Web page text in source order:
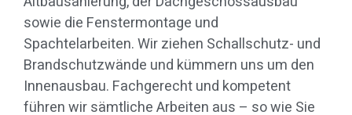
sowie die Fenstermontage und
Spachtelarbeiten. Wir ziehen Schallschutz- und
Brandschutzwände und kümmern uns um den
Innenausbau. Fachgerecht und kompetent
führen wir sämtliche Arbeiten aus – so wie Sie